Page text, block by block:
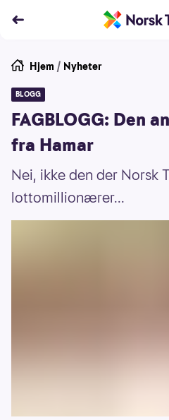
Hjem / Nyheter
BLOGG
FAGBLOGG: Den
fra Hamar
Nei, ikke den der Norsk
lottomillionærer...